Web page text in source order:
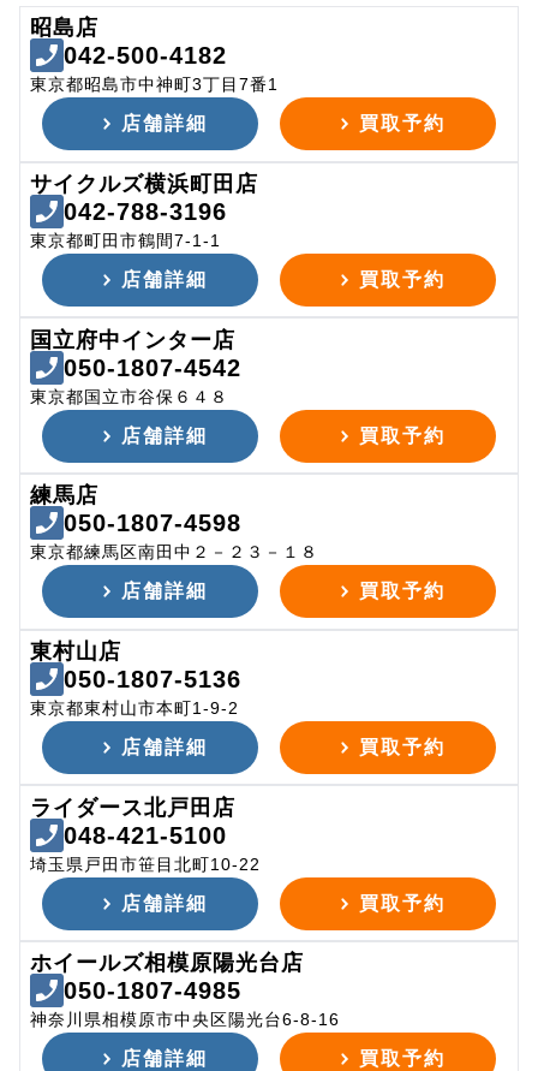
昭島店
042-500-4182
東京都昭島市中神町3丁目7番1
店舗詳細 買取予約
サイクルズ横浜町田店
042-788-3196
東京都町田市鶴間7-1-1
店舗詳細 買取予約
国立府中インター店
050-1807-4542
東京都国立市谷保６４８
店舗詳細 買取予約
練馬店
050-1807-4598
東京都練馬区南田中２－２３－１８
店舗詳細 買取予約
東村山店
050-1807-5136
東京都東村山市本町1-9-2
店舗詳細 買取予約
ライダース北戸田店
048-421-5100
埼玉県戸田市笹目北町10-22
店舗詳細 買取予約
ホイールズ相模原陽光台店
050-1807-4985
神奈川県相模原市中央区陽光台6-8-16
店舗詳細 買取予約